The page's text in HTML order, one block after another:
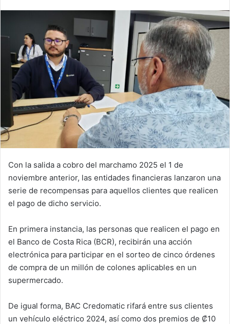
Con la salida a cobro del marchamo 2025 el 1 de
noviembre anterior, las entidades financieras lanzaron una
serie de recompensas para aquellos clientes que realicen
el pago de dicho servicio.
En primera instancia, las personas que realicen el pago en
el Banco de Costa Rica (BCR), recibirán una acción
electrónica para participar en el sorteo de cinco órdenes
de compra de un millón de colones aplicables en un
supermercado.
De igual forma, BAC Credomatic rifará entre sus clientes
un vehículo eléctrico 2024, así como dos premios de ₡10